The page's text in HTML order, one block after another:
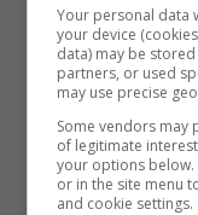
rimedio
Ammorbidisce
migliorando
proprietà
favoriscono
LEGGI ANCHE>>>
Your personal data
your device
data) may be
partners, or used
may use precise
Some vendors may
of legitimate
your options
or in the site menu
and cookie settings.